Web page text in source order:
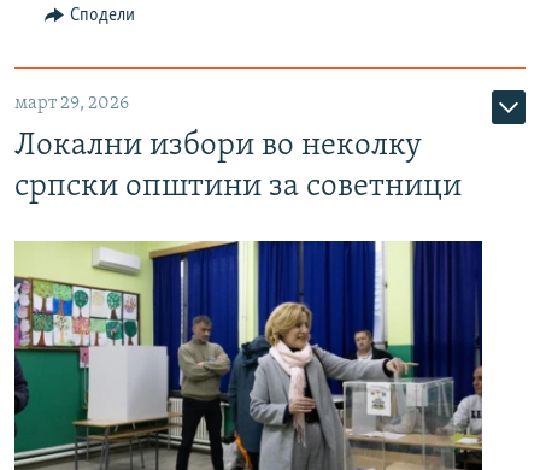
Сподели
март 29, 2026
Локални избори во неколку
српски општини за советници